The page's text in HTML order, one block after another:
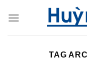
TAG